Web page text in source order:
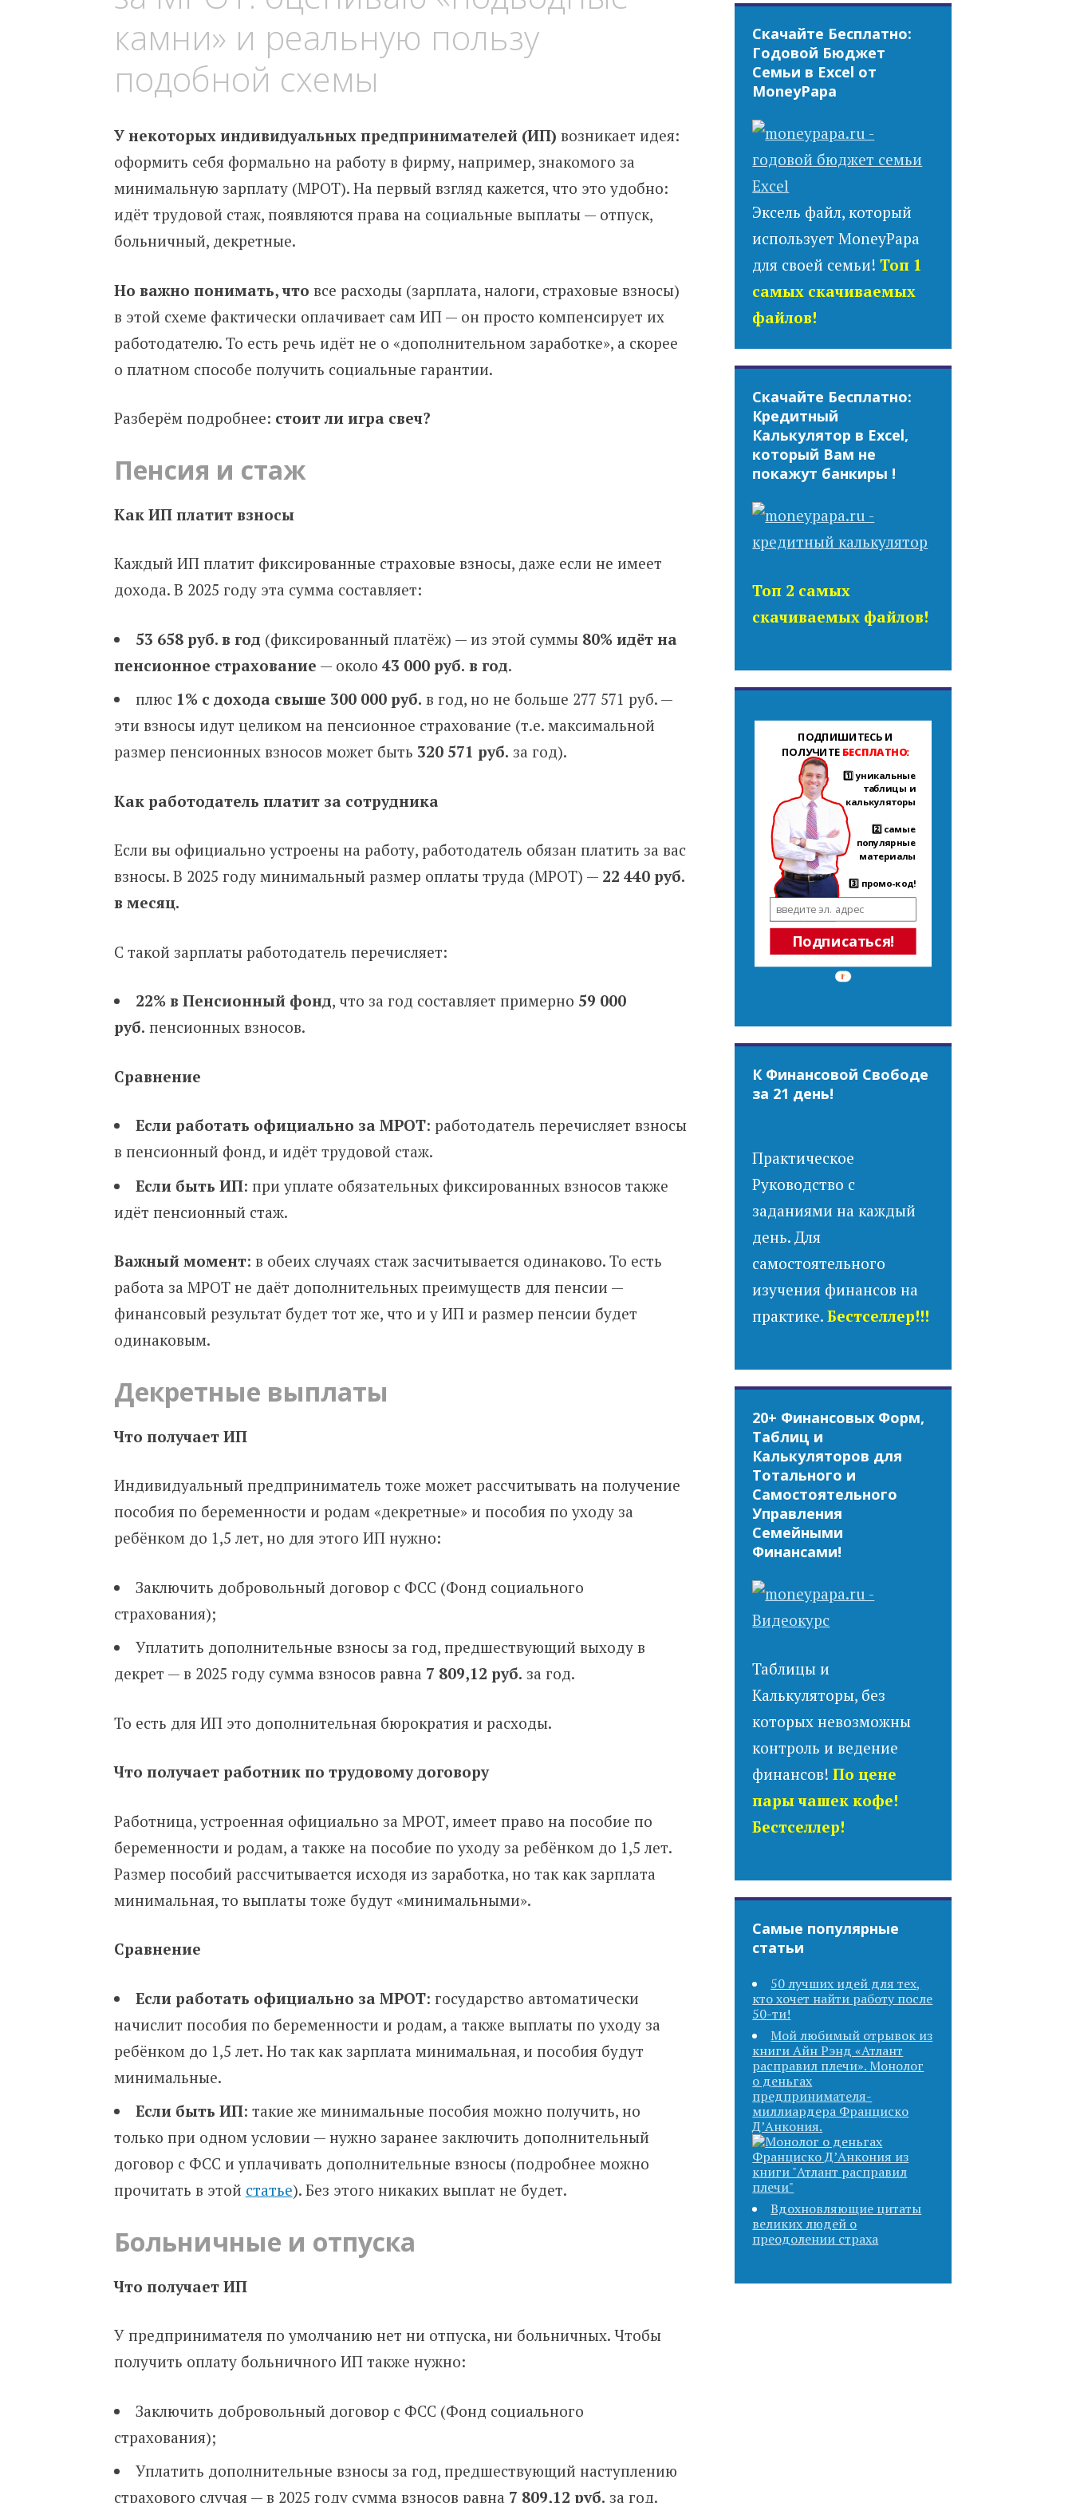
камни» и реальную пользу
подобной схемы
У некоторых индивидуальных предпринимателей (ИП) возникает идея:
оформить себя формально на работу в фирму, например, знакомого за
минимальную зарплату (МРОТ). На первый взгляд кажется, что это удобно:
идёт трудовой стаж, появляются права на социальные выплаты — отпуск,
больничный, декретные.
Но важно понимать, что все расходы (зарплата, налоги, страховые взносы)
в этой схеме фактически оплачивает сам ИП — он просто компенсирует их
работодателю. То есть речь идёт не о «дополнительном заработке», а скорее
о платном способе получить социальные гарантии.
Разберём подробнее: стоит ли игра свеч?
Пенсия и стаж
Как ИП платит взносы
Каждый ИП платит фиксированные страховые взносы, даже если не имеет
дохода. В 2025 году эта сумма составляет:
53 658 руб. в год (фиксированный платёж) — из этой суммы 80% идёт на
пенсионное страхование — около 43 000 руб. в год.
плюс 1% с дохода свыше 300 000 руб. в год, но не больше 277 571 руб. —
эти взносы идут целиком на пенсионное страхование (т.е. максимальной
размер пенсионных взносов может быть 320 571 руб. за год).
Как работодатель платит за сотрудника
Если вы официально устроены на работу, работодатель обязан платить за вас
взносы. В 2025 году минимальный размер оплаты труда (МРОТ) — 22 440 руб.
в месяц.
С такой зарплаты работодатель перечисляет:
22% в Пенсионный фонд, что за год составляет примерно 59 000
руб. пенсионных взносов.
Сравнение
Если работать официально за МРОТ: работодатель перечисляет взносы
в пенсионный фонд, и идёт трудовой стаж.
Если быть ИП: при уплате обязательных фиксированных взносов также
идёт пенсионный стаж.
Важный момент: в обеих случаях стаж засчитывается одинаково. То есть
работа за МРОТ не даёт дополнительных преимуществ для пенсии —
финансовый результат будет тот же, что и у ИП и размер пенсии будет
одинаковым.
Декретные выплаты
Что получает ИП
Индивидуальный предприниматель тоже может рассчитывать на получение
пособия по беременности и родам «декретные» и пособия по уходу за
ребёнком до 1,5 лет, но для этого ИП нужно:
Заключить добровольный договор с ФСС (Фонд социального
страхования);
Уплатить дополнительные взносы за год, предшествующий выходу в
декрет — в 2025 году сумма взносов равна 7 809,12 руб. за год.
То есть для ИП это дополнительная бюрократия и расходы.
Что получает работник по трудовому договору
Работница, устроенная официально за МРОТ, имеет право на пособие по
беременности и родам, а также на пособие по уходу за ребёнком до 1,5 лет.
Размер пособий рассчитывается исходя из заработка, но так как зарплата
минимальная, то выплаты тоже будут «минимальными».
Сравнение
Если работать официально за МРОТ: государство автоматически
начислит пособия по беременности и родам, а также выплаты по уходу за
ребёнком до 1,5 лет. Но так как зарплата минимальная, и пособия будут
минимальные.
Если быть ИП: такие же минимальные пособия можно получить, но
только при одном условии — нужно заранее заключить дополнительный
договор с ФСС и уплачивать дополнительные взносы (подробнее можно
прочитать в этой статье).Без этого никаких выплат не будет.
Больничные и отпуска
Что получает ИП
У предпринимателя по умолчанию нет ни отпуска, ни больничных. Чтобы
получить оплату больничного ИП также нужно:
Заключить добровольный договор с ФСС (Фонд социального
страхования);
Уплатить дополнительные взносы за год, предшествующий наступлению
страхового случая — в 2025 году сумма взносов равна 7 809,12 руб. за год.
Скачайте Бесплатно:
Годовой Бюджет
Семьи в Excel от
MoneyPapa
Эксель файл, который
использует MoneyPapa
для своей семьи!Топ 1
самых скачиваемых
файлов!
Скачайте Бесплатно:
Кредитный
Калькулятор в Excel,
который Вам не
покажут банкиры !
Топ 2 самых
скачиваемых файлов!
Подписаться!
ПОДПИШИТЕСЬ И
ПОЛУЧИТЕ БЕСПЛАТНО:
1️⃣ уникальные
таблицы и
калькуляторы
2️⃣ самые
популярные
материалы
3️⃣ промо-код!
К Финансовой Свободе
за 21 день!
Практическое
Руководство с
заданиями на каждый
день. Для
самостоятельного
изучения финансов на
практике.Бестселлер!!!
20+ Финансовых Форм,
Таблиц и
Калькуляторов для
Тотального и
Самостоятельного
Управления
Семейными
Финансами!
Таблицы и
Калькуляторы, без
которых невозможны
контроль и ведение
финансов!По цене
пары чашек кофе!
Бестселлер!
Самые популярные
статьи
50 лучших идей для тех,
кто хочет найти работу после
50-ти!
Мой любимый отрывок из
книги Айн Рэнд «Атлант
расправил плечи». Монолог
о деньгах
предпринимателя-
миллиардера Франциско
Д’Анкония.
Вдохновляющие цитаты
великих людей о
преодолении страха